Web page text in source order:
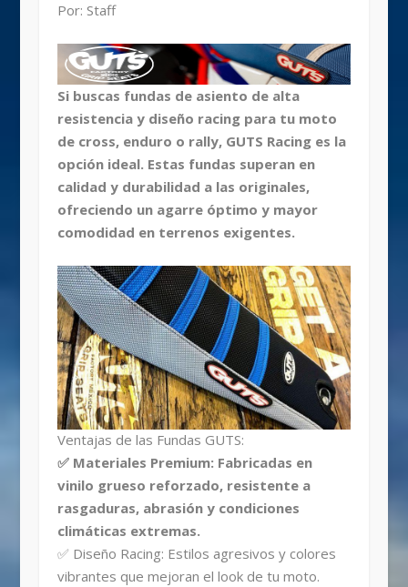
Por: Staff
Si buscas fundas de asiento de alta
resistencia y diseño racing para tu moto
de cross, enduro o rally, GUTS Racing es la
opción ideal. Estas fundas superan en
calidad y durabilidad a las originales,
ofreciendo un agarre óptimo y mayor
comodidad en terrenos exigentes.
Ventajas de las Fundas GUTS:
✅ Materiales Premium: Fabricadas en
vinilo grueso reforzado, resistente a
rasgaduras, abrasión y condiciones
climáticas extremas.
✅ Diseño Racing: Estilos agresivos y colores
vibrantes que mejoran el look de tu moto.